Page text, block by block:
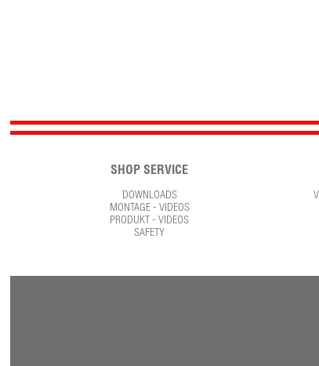
SHOP SERVICE
DOWNLOADS
MONTAGE - VIDEOS
PRODUKT - VIDEOS
SAFETY